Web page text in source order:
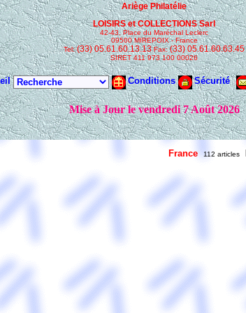
France 112 articles